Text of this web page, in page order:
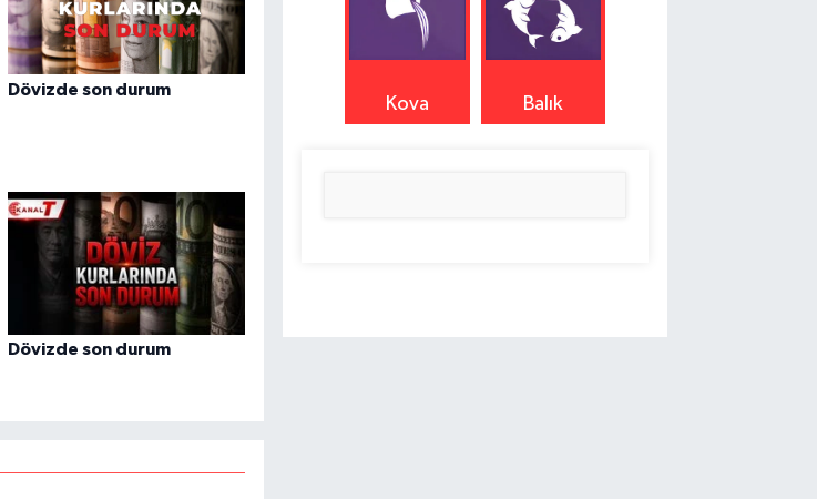
Dövizde son durum
Dövizde son durum
Kova Balık